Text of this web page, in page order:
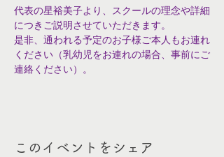
代表の星裕美子より、スクールの理念や詳細
につきご説明させていただきます。
是非、通われる予定のお子様ご本人もお連れ
ください（乳幼児をお連れの場合、事前にご
連絡ください）。
このイベントをシェア